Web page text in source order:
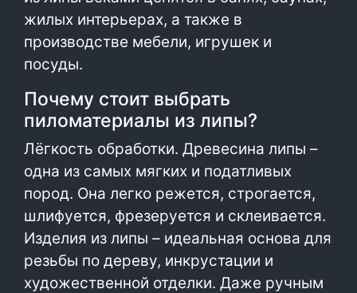
жилых интерьерах, а также в
производстве мебели, игрушек и
посуды.
Почему стоит выбрать
пиломатериалы из липы?
Лёгкость обработки. Древесина липы –
одна из самых мягких и податливых
пород. Она легко режется, строгается,
шлифуется, фрезеруется и склеивается.
Изделия из липы – идеальная основа для
резьбы по дереву, инкрустации и
художественной отделки. Даже ручным